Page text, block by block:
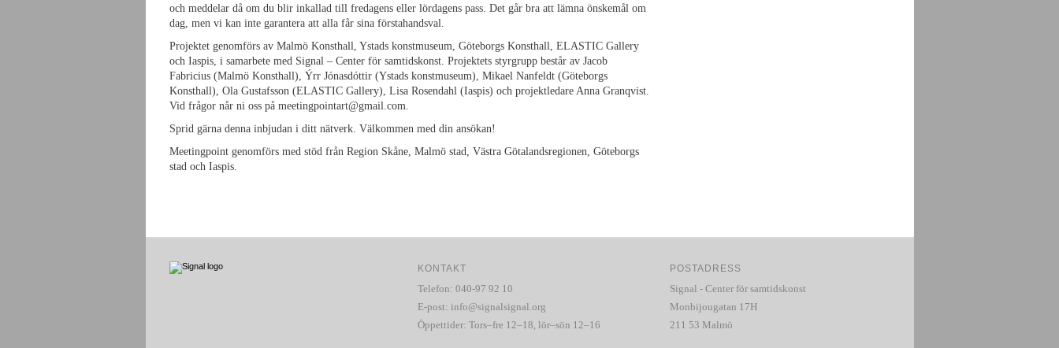
och meddelar då om du blir inkallad till fredagens eller lördagens pass. Det går bra att lämna önskemål om
dag, men vi kan inte garantera att alla får sina förstahandsval.
Projektet genomförs av Malmö Konsthall, Ystads konstmuseum, Göteborgs Konsthall, ELASTIC Gallery
och Iaspis, i samarbete med Signal – Center för samtidskonst. Projektets styrgrupp består av Jacob
Fabricius (Malmö Konsthall), Ýrr Jónasdóttir (Ystads konstmuseum), Mikael Nanfeldt (Göteborgs
Konsthall), Ola Gustafsson (ELASTIC Gallery), Lisa Rosendahl (Iaspis) och projektledare Anna Granqvist.
Vid frågor når ni oss på meetingpointart@gmail.com.
Sprid gärna denna inbjudan i ditt nätverk. Välkommen med din ansökan!
Meetingpoint genomförs med stöd från Region Skåne, Malmö stad, Västra Götalandsregionen, Göteborgs
stad och Iaspis.
KONTAKT
Telefon: 040-97 92 10
E-post: info@signalsignal.org
Öppettider: Tors–fre 12–18, lör–sön 12–16
POSTADRESS
Signal - Center för samtidskonst
Monbijougatan 17H
211 53 Malmö